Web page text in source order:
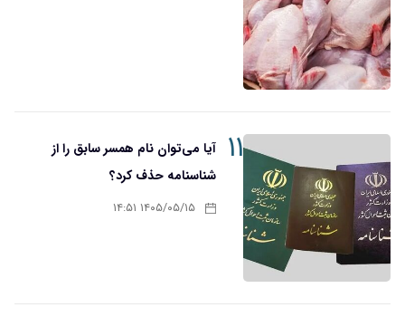
۱۱
آیا می‌توان نام همسر سابق را از
شناسنامه حذف کرد؟
۱۴۰۵/۰۵/۱۵ ۱۴:۵۱